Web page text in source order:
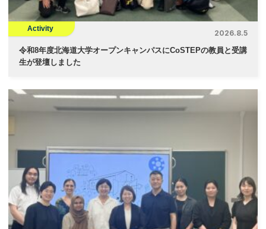
Activity
2026.8.5
令和8年度北海道大学オープンキャンパスにCoSTEPの教員と受講
生が登壇しました